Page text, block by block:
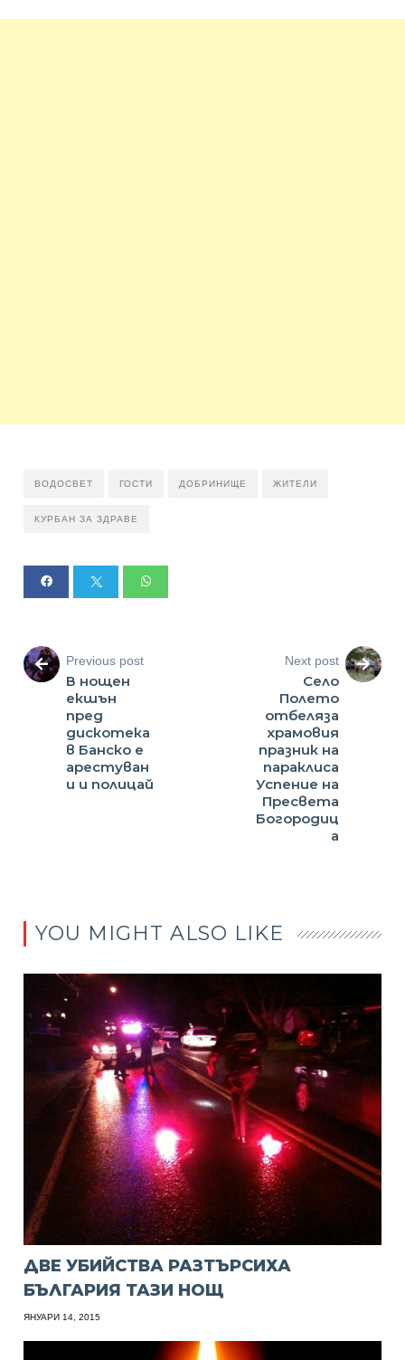
ВОДОСВЕТ ГОСТИ ДОБРИНИЩЕ ЖИТЕЛИ
КУРБАН ЗА ЗДРАВЕ
Previous post
В нощен
екшън
пред
дискотека
в Банско е
арестуван
и и полицай
Next post
Село
Полето
отбеляза
храмовия
празник на
параклиса
Успение на
Пресвета
Богородиц
а
YOU MIGHT ALSO LIKE
ДВЕ УБИЙСТВА РАЗТЪРСИХА
БЪЛГАРИЯ ТАЗИ НОЩ
ЯНУАРИ 14, 2015